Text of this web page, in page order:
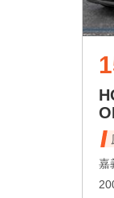
嘉